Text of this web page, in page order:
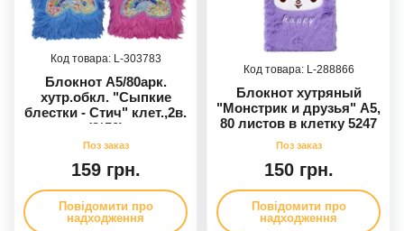
303783
Блокнот А5/80арк.
хутр.обкл. "Сыпкие
блестки - Стич" клет.,2в.
(2*50)
159 грн.
Повідомити про
надходження
288866
Блокнот хутряный
"Монстрик и друзья" А5,
80 листов в клетку 5247
150 грн.
Повідомити про
надходження